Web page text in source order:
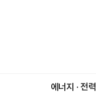
에너지 · 전력